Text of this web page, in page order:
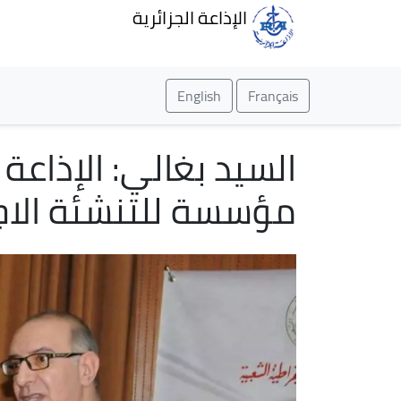
الإذاعة الجزائرية
Français
English
السيد بغالي:
مؤسسة للتنشئة